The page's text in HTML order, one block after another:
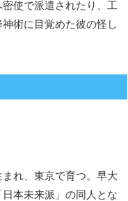
使で派遣されたり、工
術に目覚めた彼の怪し
れ、東京で育つ。早大
本未来派」の同人とな